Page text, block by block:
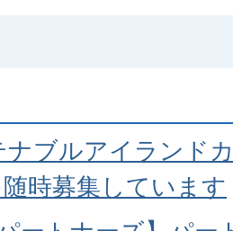
ナブルアイランド
時募集しています